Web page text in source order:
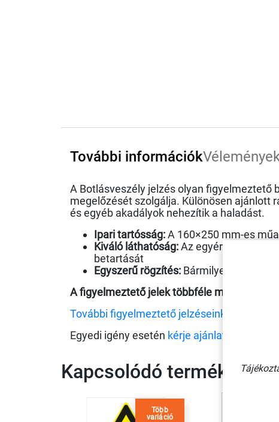
További információk
A Botlásveszély jelzés olyan figyelmeztető
megelőzését szolgálja. Különösen ajánlott
és egyéb akadályok nehezítik a haladást.
Ipari tartósság:A 160×250 mm-es
Kiváló láthatóság:Az egyértelmű
betartását
Egyszerű rögzítés: Bármilyen sík
A figyelmeztető jelek többféle méretben
További figyelmeztető jelzéseink.
Egyedi igény esetén kérje ajánlatunkat
Kapcsolódó termékek
Több
variáció